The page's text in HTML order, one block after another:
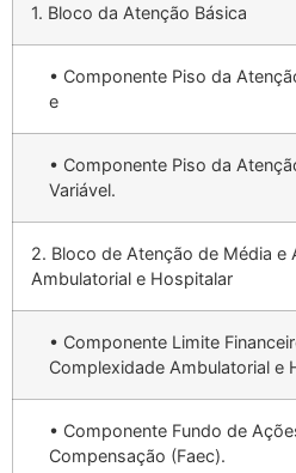
1. Bloco da Atenção Básica
• Componente Piso da
e
• Componente Piso da
Variável.
2. Bloco de Atenção de Média e
Ambulatorial e Hospitalar
• Componente Limite
Complexidade Ambulatorial e
• Componente Fundo de
Compensação (Faec).